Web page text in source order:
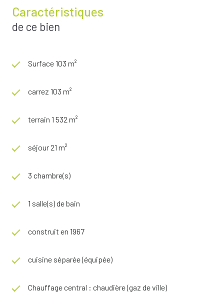
Caractéristiques
de ce bien
Surface 103 m²
carrez 103 m²
terrain 1 532 m²
séjour 21 m²
3 chambre(s)
1 salle(s) de bain
construit en 1967
cuisine séparée (équipée)
Chauffage central : chaudière (gaz de ville)